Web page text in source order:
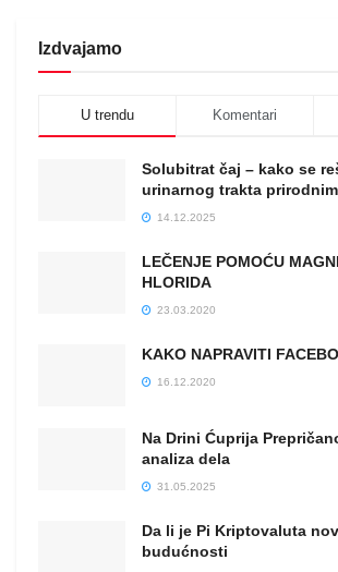
Izdvajamo
U trendu Komentari
Solubitrat čaj – kako se
urinarnog trakta
14.12.2025
LEČENJE POMOĆU
HLORIDA
23.03.2020
KAKO NAPRAVITI
16.12.2020
Na Drini Ćuprija
analiza dela
31.05.2025
Da li je Pi Kriptovaluta
budućnosti